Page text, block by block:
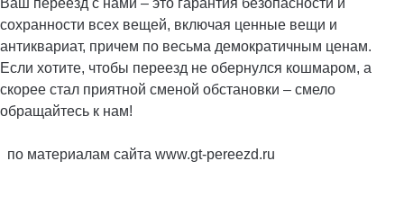
Ваш переезд с нами – это гарантия безопасности и
сохранности всех вещей, включая ценные вещи и
антиквариат, причем по весьма демократичным ценам.
Если хотите, чтобы переезд не обернулся кошмаром, а
скорее стал приятной сменой обстановки – смело
обращайтесь к нам!
по материалам сайта www.gt-pereezd.ru